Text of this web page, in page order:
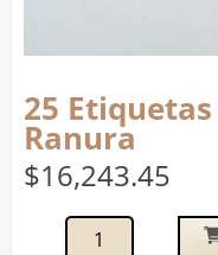
25
Ranura
$16,243.45